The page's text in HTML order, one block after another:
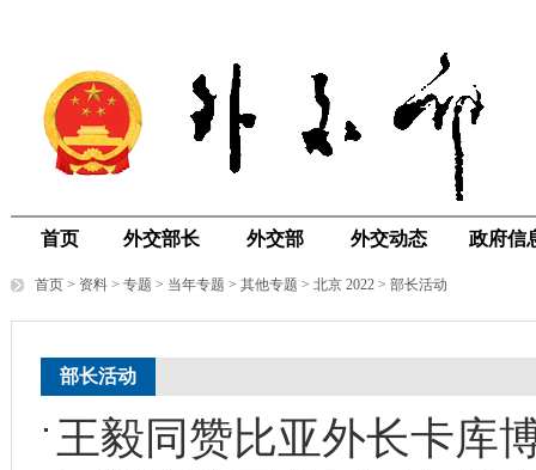
首页 外交部长 外交部 外交动态 政府信
首页 > 资料 > 专题 > 当年专题 > 其他专题 > 北京 2022 > 部长活动
部长活动
王毅同赞比亚外长卡库